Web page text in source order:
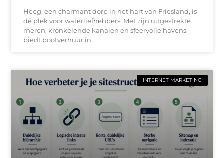
Heeg, een charmant dorp in het hart van Friesland, is
dé plek voor waterliefhebbers. Met zijn uitgestrekte
meren, kronkelende kanalen en sfeervolle havens
biedt bootverhuur in
INTERNET MARKETING